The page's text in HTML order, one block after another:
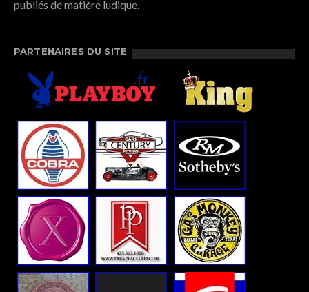
publiés de matière ludique.
PARTENAIRES DU SITE